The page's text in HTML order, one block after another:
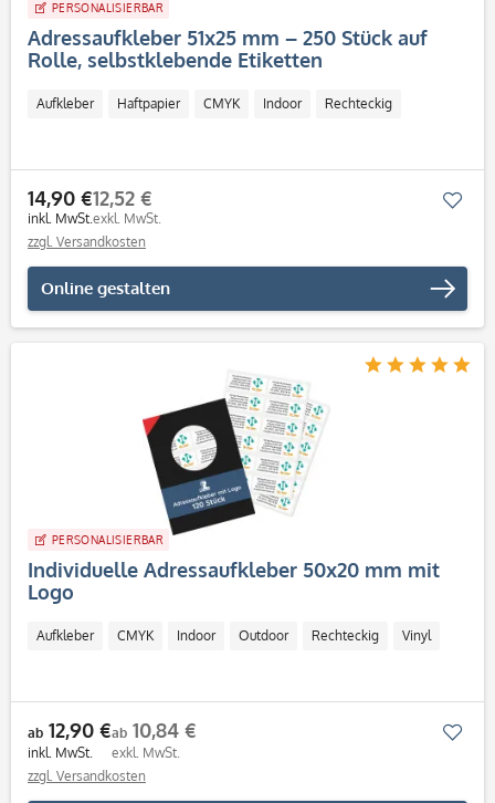
PERSONALISIERBAR
Adressaufkleber 51x25 mm – 250 Stück auf
Rolle, selbstklebende Etiketten
Aufkleber Haftpapier CMYK Indoor Rechteckig
14,90 €
inkl. MwSt.
12,52 €
exkl. MwSt.
zzgl. Versandkosten
Online gestalten
PERSONALISIERBAR
Individuelle Adressaufkleber 50x20 mm mit
Logo
Aufkleber CMYK Indoor Outdoor Rechteckig Vinyl
ab 12,90 €
inkl. MwSt.
ab 10,84 €
exkl. MwSt.
zzgl. Versandkosten